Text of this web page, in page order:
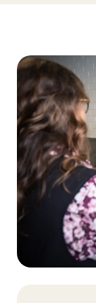
Servizi
Non
affidabilità,
termine.
PER
Parti di